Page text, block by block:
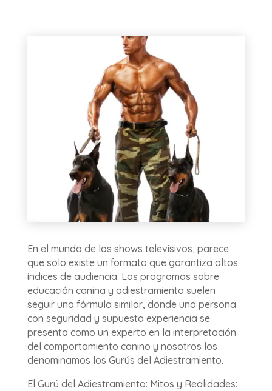
En el mundo de los shows televisivos, parece
que solo existe un formato que garantiza altos
índices de audiencia. Los programas sobre
educación canina y adiestramiento suelen
seguir una fórmula similar, donde una persona
con seguridad y supuesta experiencia se
presenta como un experto en la interpretación
del comportamiento canino y nosotros los
denominamos los Gurús del Adiestramiento.
El Gurú del Adiestramiento: Mitos y Realidades: